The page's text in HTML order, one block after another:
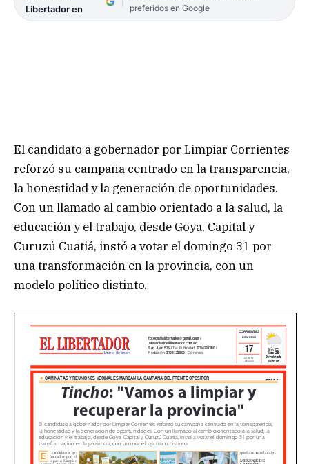
Libertador en
preferidos en Google
El candidato a gobernador por Limpiar Corrientes
reforzó su campaña centrado en la transparencia,
la honestidad y la generación de oportunidades.
Con un llamado al cambio orientado a la salud, la
educación y el trabajo, desde Goya, Capital y
Curuzú Cuatiá, instó a votar el domingo 31 por
una transformación en la provincia, con un
modelo político distinto.